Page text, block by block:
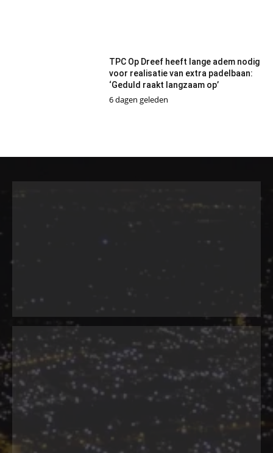
TPC Op Dreef heeft lange adem nodig
voor realisatie van extra padelbaan:
‘Geduld raakt langzaam op’
6 dagen geleden